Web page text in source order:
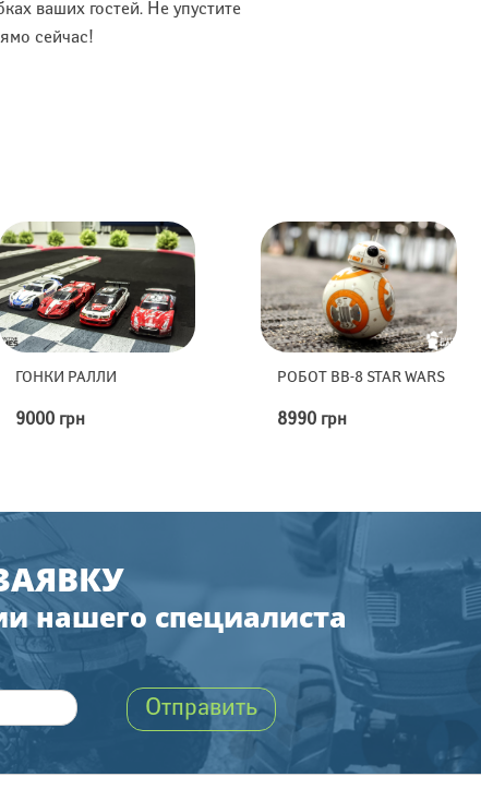
ваших гостей. Не упустите
сейчас!
РОБОТ BB-8 STAR WARS
нашего специалиста